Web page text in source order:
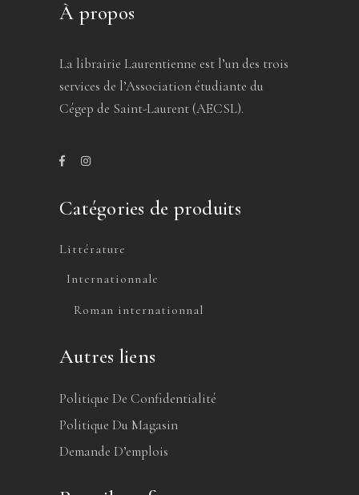
À propos
La librairie Laurentienne est l’un des trois
services de l’Association étudiante du
Cégep de Saint-Laurent (AECSL).
Catégories de produits
Littérature
Internationnale
Roman internationnal
Autres liens
Politique De Confidentialité
Politique Du Magasin
Demande D’emplois